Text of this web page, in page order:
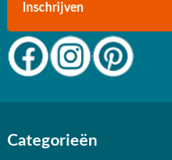
Inschrijven
Categorieën